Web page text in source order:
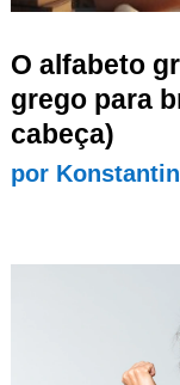
O alfabeto
grego para
cabeça)
por